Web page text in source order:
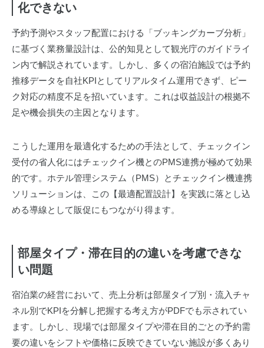
化できない
予約予測やスタッフ配置における「ブッキングカーブ分析」
に基づく業務量設計は、公的知見として観光庁のガイドライ
ン内で解説されています。しかし、多くの宿泊施設では予約
推移データを自社KPIとしてリアルタイム運用できず、ピー
ク対応の精度不足を招いています。これは収益設計の根拠不
足や機会損失の主因となります。
こうした運用を最適化するための手法として、チェックイン
受付の省人化にはチェックイン機とのPMS連携が極めて効果
的です。ホテル管理システム（PMS）とチェックイン機連携
ソリューションは、この【最適配置設計】を実践に落とし込
める導線として販促にもつながり得ます。
部屋タイプ・滞在目的の違いを考慮できな
い問題
宿泊業の経営において、売上分析は部屋タイプ別・流入チャ
ネル別でKPIを分解し把握する考え方がPDFでも示されてい
ます。しかし、現場では部屋タイプや滞在目的ごとの予約需
要の違いをシフトや価格に反映できていない施設が多くあり